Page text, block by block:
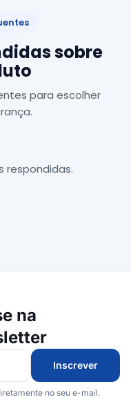
sobre
para escolher
respondidas.
na
Inscrever
no seu e-mail.